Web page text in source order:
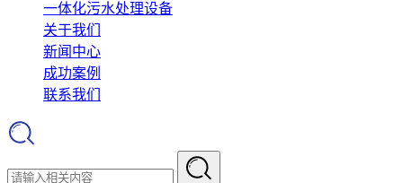
一体化污水处理设备
关于我们
新闻中心
成功案例
联系我们